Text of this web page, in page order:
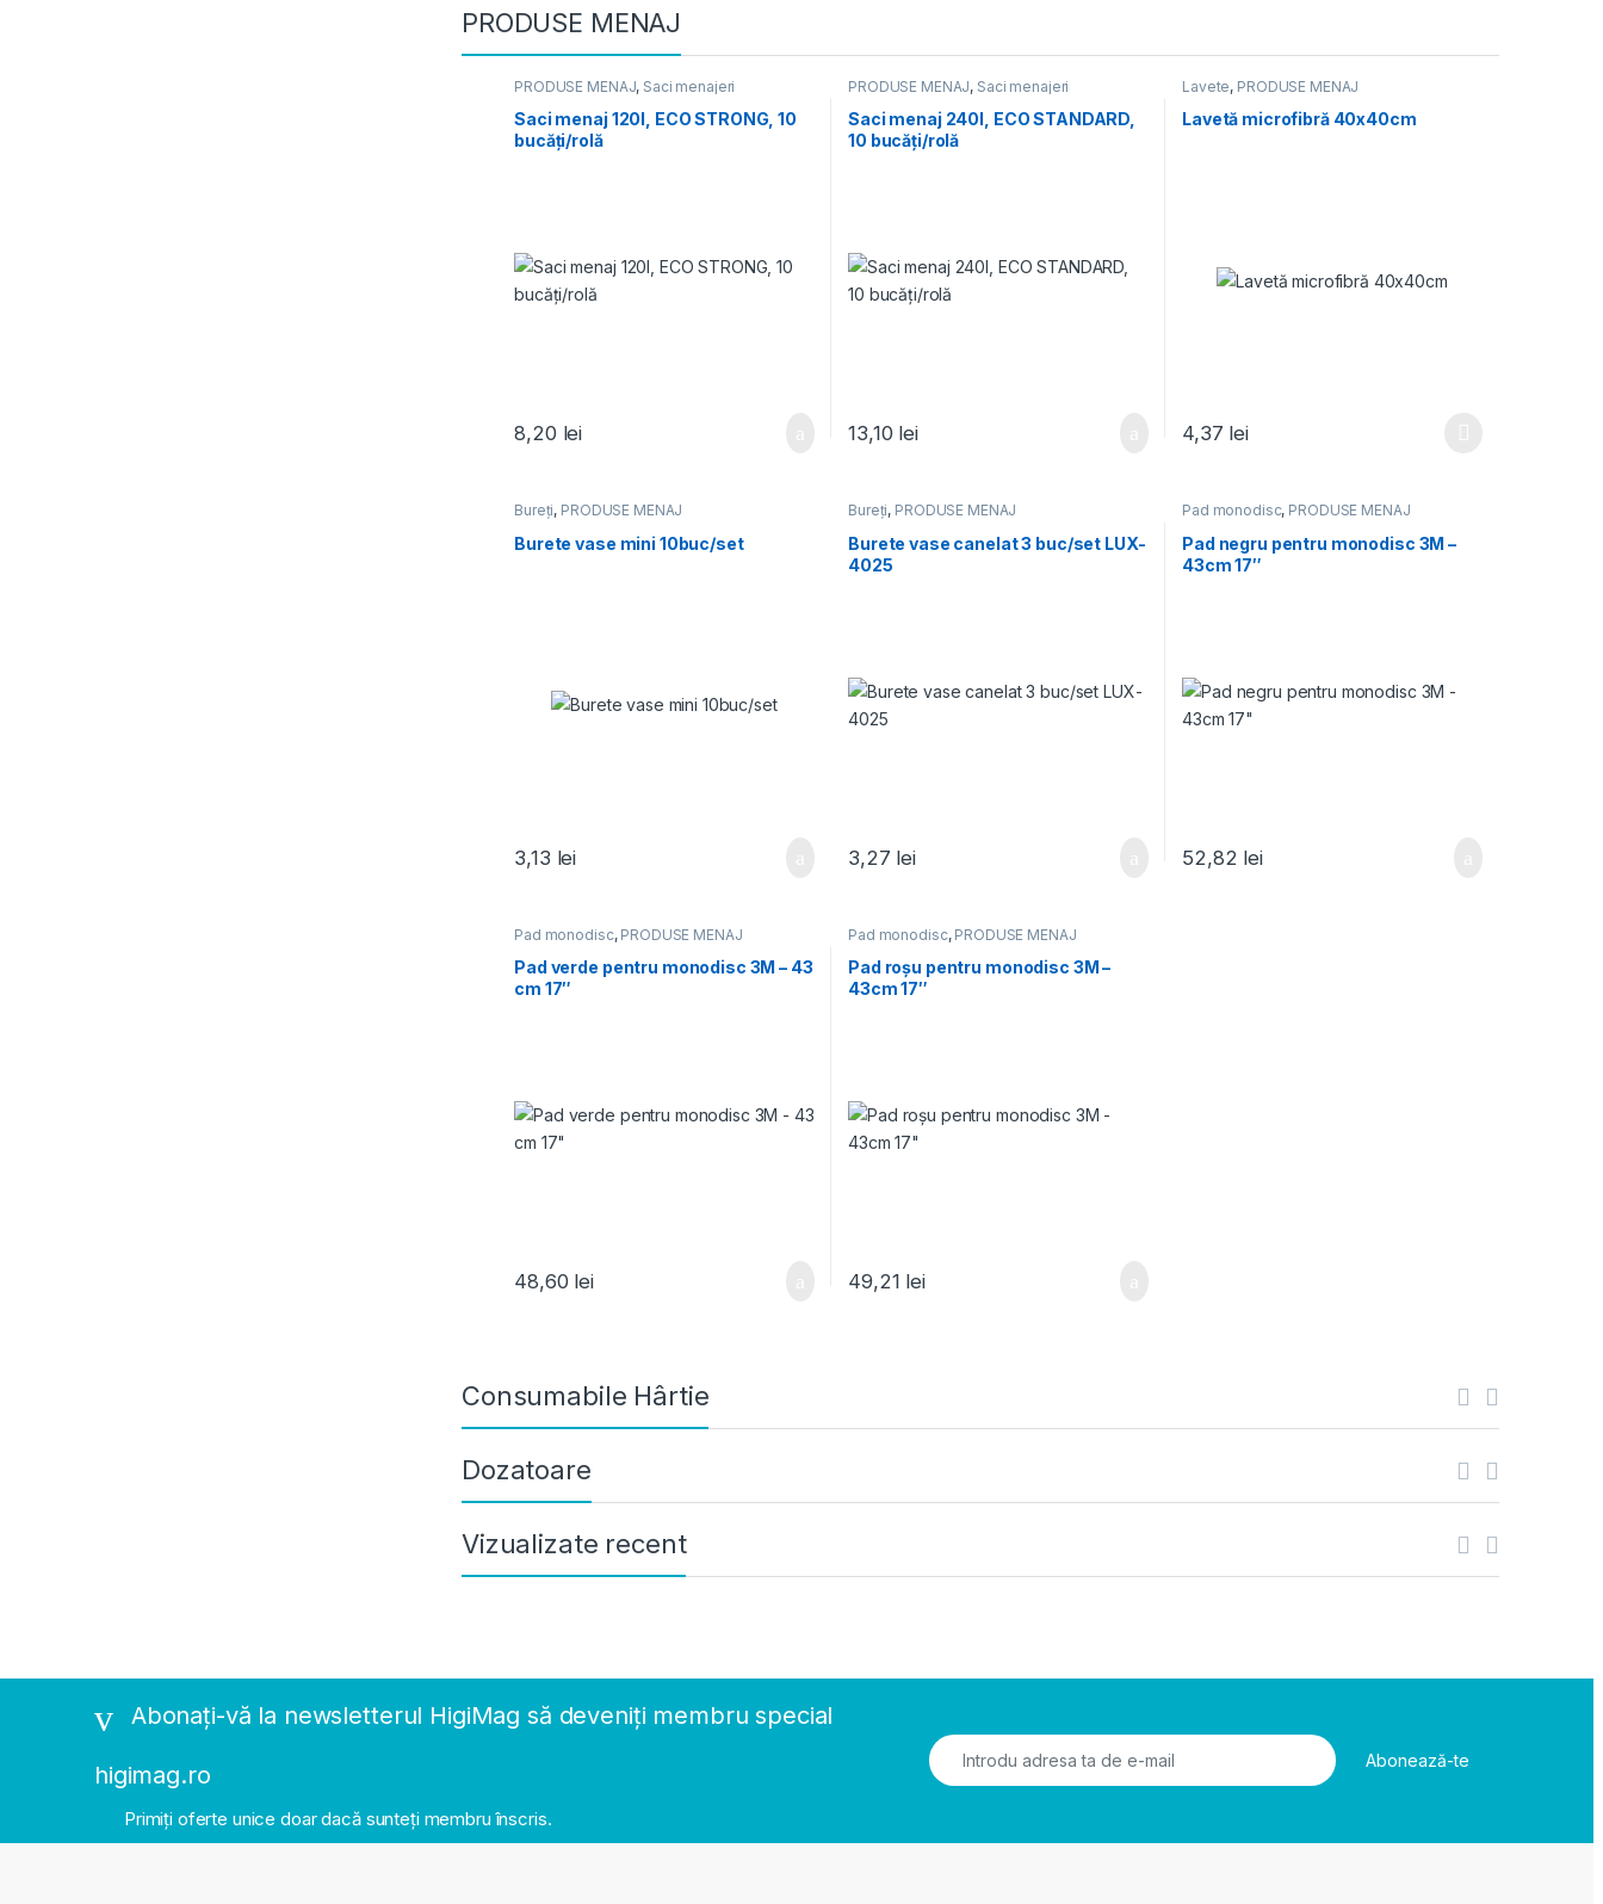
PRODUSE MENAJ
PRODUSE MENAJ, Saci menajeri
Saci menaj 120l, ECO STRONG, 10
bucăți/rolă
8,20 lei
PRODUSE MENAJ, Saci menajeri
Saci menaj 240l, ECO STANDARD,
10 bucăți/rolă
13,10 lei
Lavete, PRODUSE MENAJ
Lavetă microfibră 40x40cm
4,37 lei
Bureți, PRODUSE MENAJ
Burete vase mini 10buc/set
3,13 lei
Bureți, PRODUSE MENAJ
Burete vase canelat 3 buc/set LUX-
4025
3,27 lei
Pad monodisc, PRODUSE MENAJ
Pad negru pentru monodisc 3M –
43cm 17″
52,82 lei
Pad monodisc, PRODUSE MENAJ
Pad verde pentru monodisc 3M – 43
cm 17″
48,60 lei
Pad monodisc, PRODUSE MENAJ
Pad roșu pentru monodisc 3M –
43cm 17″
49,21 lei
Consumabile Hârtie
Dozatoare
Vizualizate recent
Abonați-vă la newsletterul HigiMag să deveniți membru special
higimag.ro
Primiți oferte unice doar dacă sunteți membru înscris.